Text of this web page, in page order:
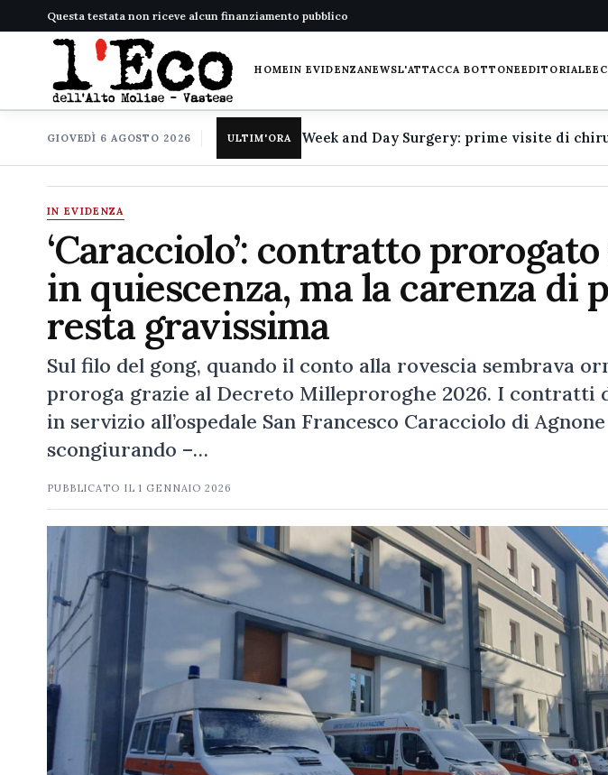
Questa testata non riceve alcun finanziamento pubblico
HOMEIN EVIDENZANEWSL'ATTACCA BOTTONEEDITORIALE
GIOVEDÌ 6 AGOSTO 2026 ULTIM'ORA
IN EVIDENZA
‘Caracciolo’: contratto
in quiescenza, ma la carenza di
resta gravissima
Sul filo del gong, quando il conto alla rovescia sembrava
proroga grazie al Decreto Milleproroghe 2026. I contratti
in servizio all’ospedale San Francesco Caracciolo di
scongiurando –…
PUBBLICATO IL1 GENNAIO 2026